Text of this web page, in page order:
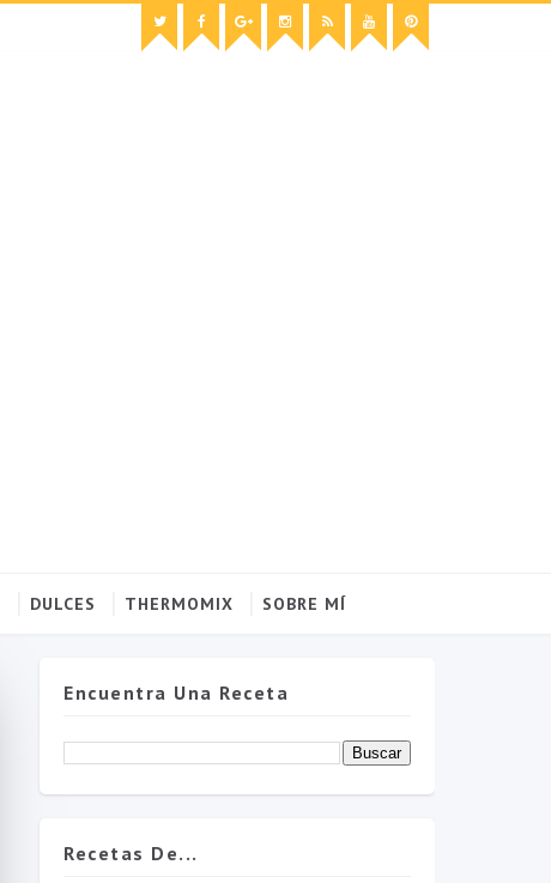
DULCES THERMOMIX SOBRE MÍ
Encuentra Una Receta
Recetas De...